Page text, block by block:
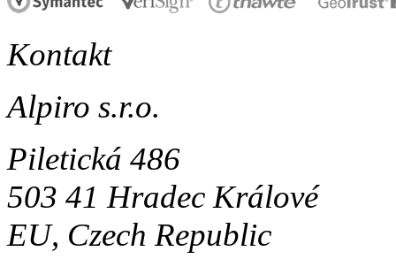
Kontakt
Alpiro s.r.o.
Piletická 486
503 41 Hradec Králové
EU, Czech Republic